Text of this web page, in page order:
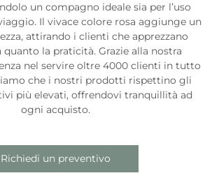
un compagno ideale sia per l’uso
Il vivace colore rosa aggiunge un
attirando i clienti che apprezzano
quanto la praticità. Grazie alla nostra
nel servire oltre 4000 clienti in tutto
che i nostri prodotti rispettino gli
più elevati, offrendovi tranquillità ad
ogni acquisto.
Richiedi un preventivo